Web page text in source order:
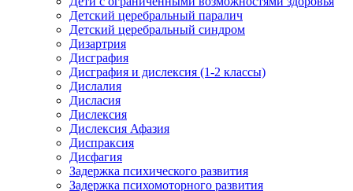
Детский церебральный паралич
Детский церебральный синдром
Дизартрия
Дисграфия
Дисграфия и дислексия (1-2 классы)
Дислалия
Дисласия
Дислексия
Дислексия Афазия
Диспраксия
Дисфагия
Задержка психического развития
Задержка психомоторного развития